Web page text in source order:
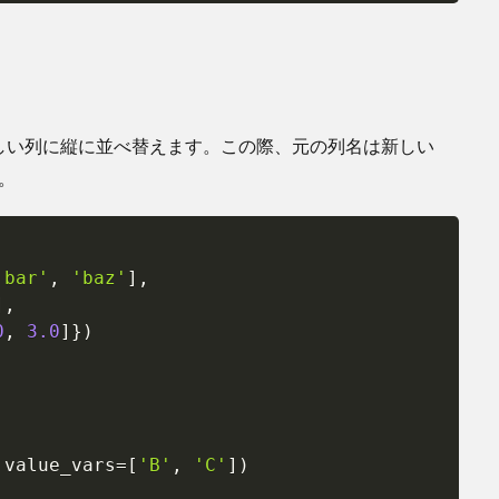
列に縦に並べ替えます。この際、元の列名は新しい
, 'baz' ] ,
,
, 3.0] } )
= [ 'B' , 'C' ] )